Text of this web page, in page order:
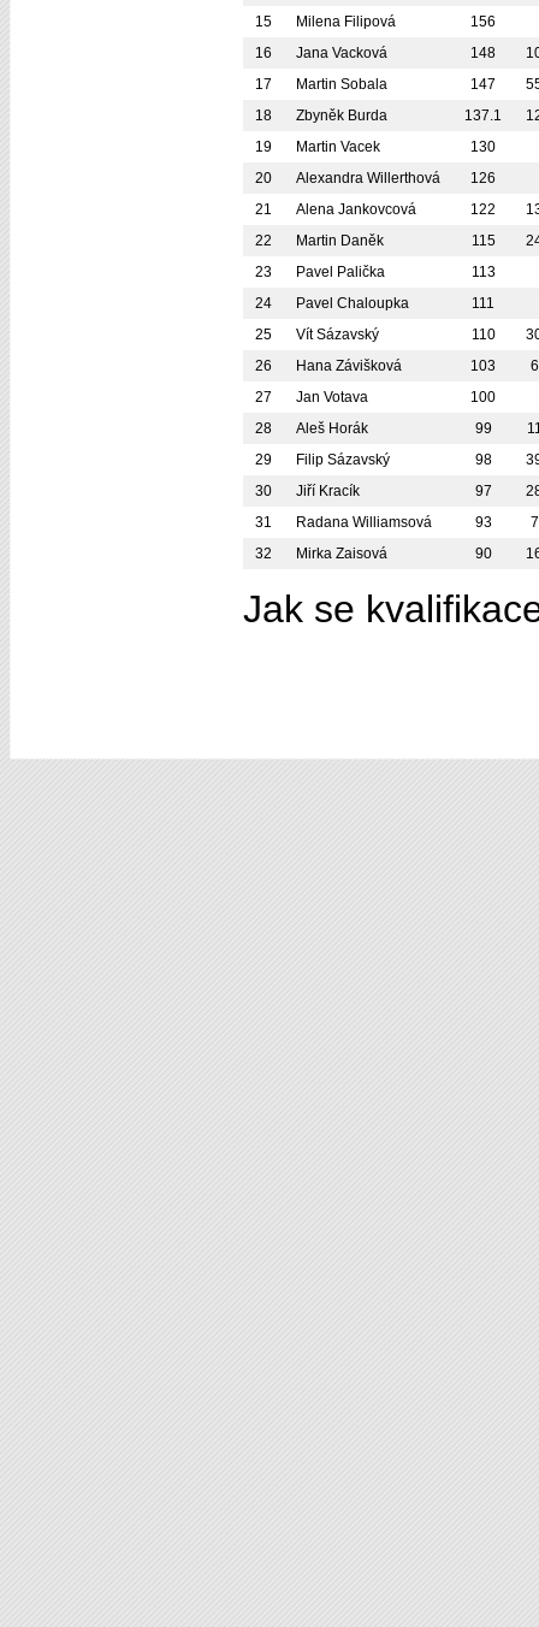
15
Milena Filipová
156
16
Jana Vacková 148
17
Martin Sobala 147
18
Zbyněk Burda 137.1
19
Martin Vacek
130
20
Alexandra Willerthová
126
21
Alena Jankovcová 122
22
Martin Daněk 115
23
Pavel Palička
113
24
Pavel Chaloupka
111
25
Vít Sázavský 110
26
Hana Závišková 103
6
27
Jan Votava
100
28
Aleš Horák 99
29
Filip Sázavský 98
30
Jiří Kracík 97
31
Radana Williamsová 93
7
32
Mirka Zaisová 90
Jak se